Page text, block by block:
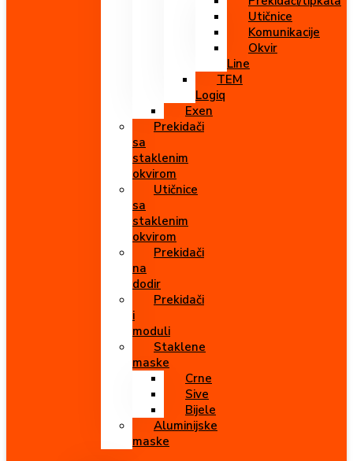
Utičnice
Komunikacije
Okvir
Line
TEM
Logiq
Exen
Prekidači
sa
staklenim
okvirom
Utičnice
sa
staklenim
okvirom
Prekidači
na
dodir
Prekidači
i
moduli
Staklene
maske
Crne
Sive
Bijele
Aluminijske
maske